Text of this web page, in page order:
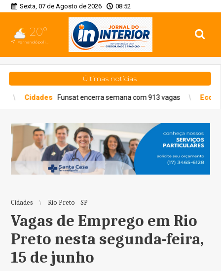
Sexta, 07 de Agosto de 2026 08:52
20°
Fernandópolis, SP
Últimas notícias
Funsat encerra semana com 913 vagas Economia Studios
Cidades Rio Preto - SP
Vagas de Emprego em Rio
Preto nesta segunda-feira,
15 de junho